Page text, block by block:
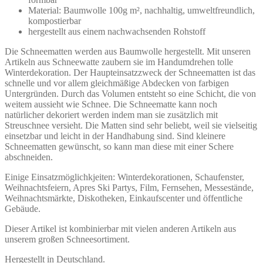
Material: Baumwolle 100g m², nachhaltig, umweltfreundlich,
kompostierbar
hergestellt aus einem nachwachsenden Rohstoff
Die Schneematten werden aus Baumwolle hergestellt. Mit unseren
Artikeln aus Schneewatte zaubern sie im Handumdrehen tolle
Winterdekoration. Der Haupteinsatzzweck der Schneematten ist das
schnelle und vor allem gleichmäßige Abdecken von farbigen
Untergründen. Durch das Volumen entsteht so eine Schicht, die von
weitem aussieht wie Schnee. Die Schneematte kann noch
natürlicher dekoriert werden indem man sie zusätzlich mit
Streuschnee versieht. Die Matten sind sehr beliebt, weil sie vielseitig
einsetzbar und leicht in der Handhabung sind. Sind kleinere
Schneematten gewünscht, so kann man diese mit einer Schere
abschneiden.
Einige Einsatzmöglichkjeiten: Winterdekorationen, Schaufenster,
Weihnachtsfeiern, Apres Ski Partys, Film, Fernsehen, Messestände,
Weihnachtsmärkte, Diskotheken, Einkaufscenter und öffentliche
Gebäude.
Dieser Artikel ist kombinierbar mit vielen anderen Artikeln aus
unserem großen Schneesortiment.
Hergestellt in Deutschland.